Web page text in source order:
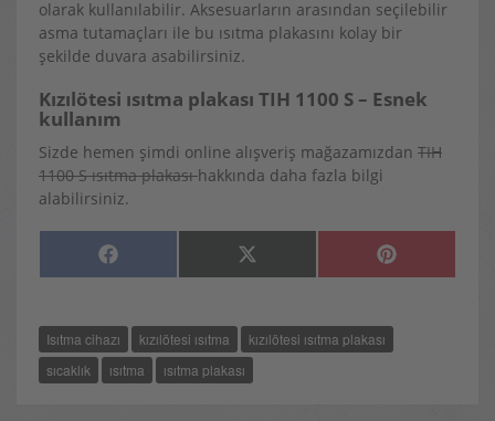
olarak kullanılabilir. Aksesuarların arasından seçilebilir
asma tutamaçları ile bu ısıtma plakasını kolay bir
şekilde duvara asabilirsiniz.
Kızılötesi ısıtma plakası TIH 1100 S – Esnek
kullanım
Sizde hemen şimdi online alışveriş mağazamızdan TIH
1100 S ısıtma plakasıhakkında daha fazla bilgi
alabilirsiniz.
SHARE
F
A
O
O
K
SHARE
X
(
T
T
E
SHARE
P
I
Isıtma cihazı kızılötesi ısıtma
kızılötesi ısıtma plakası
sıcaklık
ısıtma ısıtma plakası